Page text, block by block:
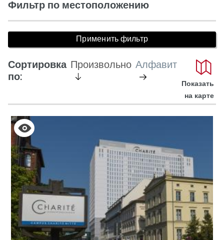
Фильтр по местоположению
Сортировка
по:
Произвольно
активен
Алфавит
не
Показать
на карте